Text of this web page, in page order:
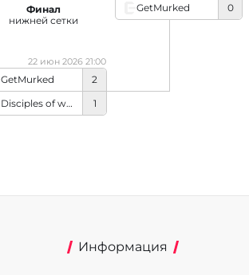
GetMurked
2
Disciples of wosmphocles
1
22 июн 2026 21:00
Финал
нижней сетки
GetMurked
0
Информация